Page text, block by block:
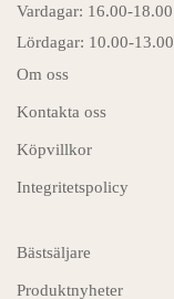
Vardagar: 16.00-18.00
Lördagar: 10.00-13.00
Om oss
Kontakta oss
Köpvillkor
Integritetspolicy
Bästsäljare
Produktnyheter